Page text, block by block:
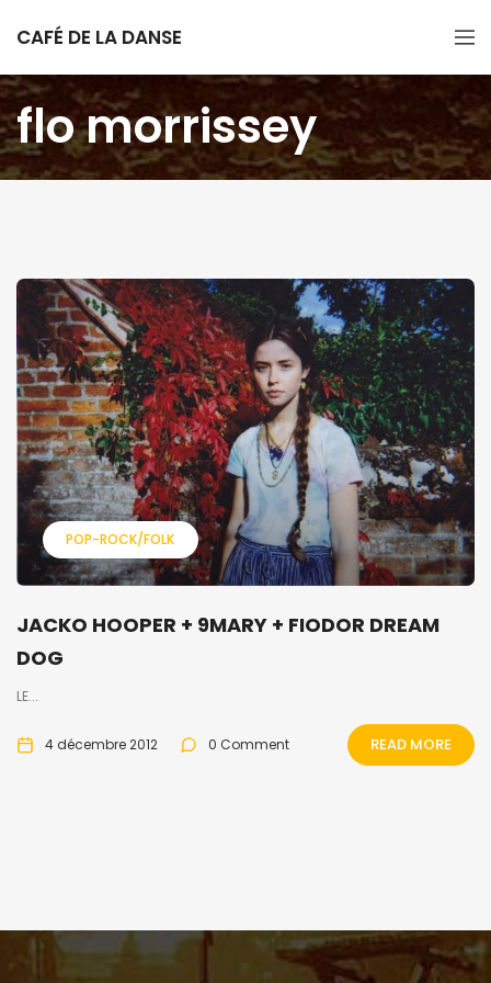
CAFÉ DE LA DANSE
flo morrissey
POP-ROCK/FOLK
JACKO HOOPER + 9MARY + FIODOR DREAM
DOG
LE...
4 décembre 2012 0 Comment READ MORE